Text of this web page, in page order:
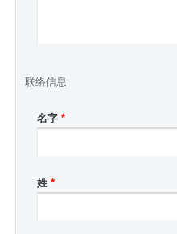
联络信息
名字 *
姓 *